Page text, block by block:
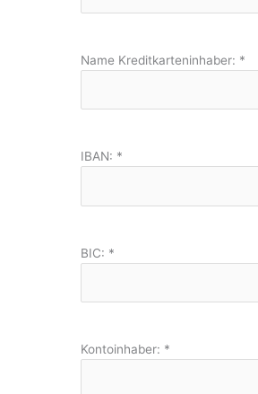
Name Kreditkarteninhaber: *
IBAN: *
BIC: *
Kontoinhaber: *